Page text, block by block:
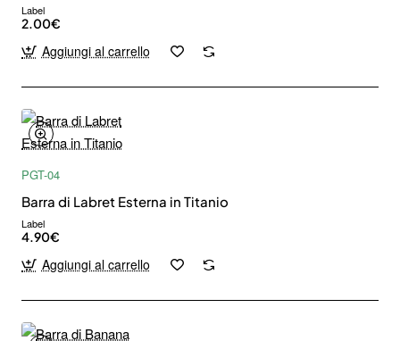
Label
2.00€
Aggiungi al carrello
PGT-04
Barra di Labret Esterna in Titanio
Label
4.90€
Aggiungi al carrello